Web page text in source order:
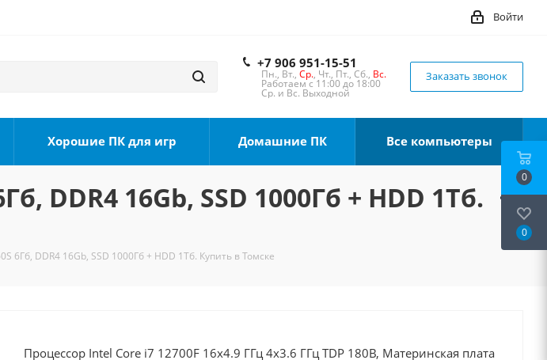
Войти
+7 906 951-15-51
Пн., Вт., Ср., Чт., Пт., Сб., Вс.
Работаем с 11:00 до 18:00
Ср. и Вс. Выходной
Заказать звонок
Хорошие ПК для игр Домашние ПК Все компьютеры
DDR4 16Gb, SSD 1000Гб + HDD 1Тб.
6Гб, DDR4 16Gb, SSD 1000Гб + HDD 1Тб. Купить в Томске
Процессор Intel Core i7 12700F 16x4.9 ГГц 4x3.6 ГГц TDP 180В, Материнская плата
0
0